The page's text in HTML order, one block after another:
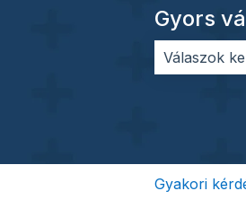
Gyors
Gyakori